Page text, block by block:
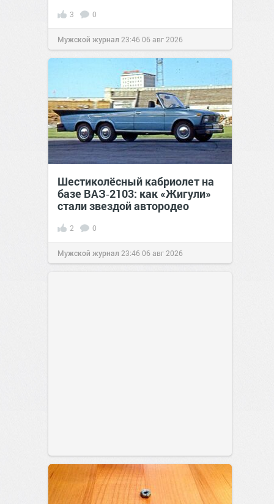
3 0
Мужской журнал 23:4606 авг 2026
Шестиколёсный кабриолет на
базе ВАЗ‑2103: как «Жигули»
стали звездой автородео
2 0
Мужской журнал 23:4606 авг 2026